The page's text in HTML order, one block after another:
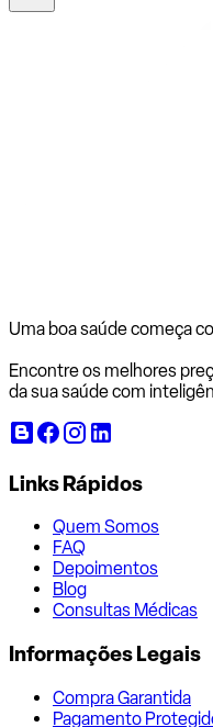
Uma boa saúde começa
Encontre os melhores
da sua saúde com
Links Rápidos
Quem Somos
FAQ
Depoimentos
Blog
Consultas Médicas
Informações Legais
Compra Garantida
Pagamento